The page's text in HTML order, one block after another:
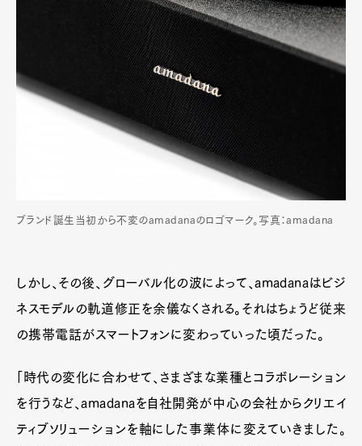
ブランド誕生当初から不変のamadanaのロゴマーク。写真：amadana
しかし、その後、グローバル化の波によって、amadanaはビジ
ネスモデルの軌道修正を余儀なくされる。それはちょうど従来
の携帯電話がスマートフォンに変わっていった頃だった。
「時代の変化に合わせて、さまざまな業種とコラボレーション
を行うなど、amadanaを自社開発が中心の会社からクリエイ
ティブソリューションを軸にした事業体に変えていきました。